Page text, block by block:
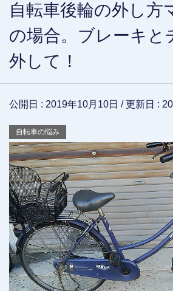
自転車後輪の外し方
の場合。ブレーキと
外して！
公開日 : 2019年10月10日 / 更新日 :
自転車の悩み